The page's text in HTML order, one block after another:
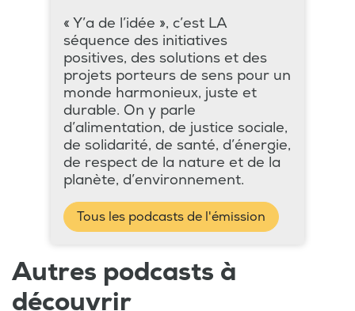
« Y’a de l’idée », c’est LA
séquence des initiatives
positives, des solutions et des
projets porteurs de sens pour un
monde harmonieux, juste et
durable. On y parle
d’alimentation, de justice sociale,
de solidarité, de santé, d’énergie,
de respect de la nature et de la
planète, d’environnement.
Tous les podcasts de l'émission
Autres podcasts à
découvrir